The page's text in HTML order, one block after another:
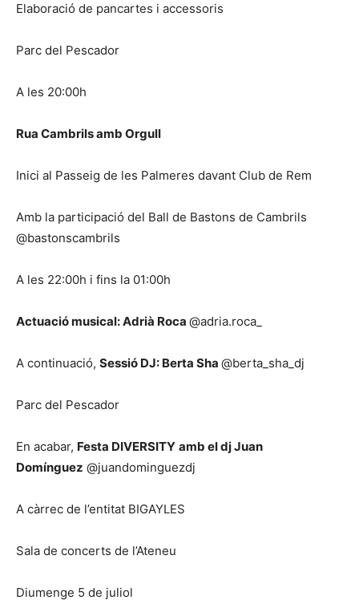
Elaboració de pancartes i accessoris
Parc del Pescador
A les 20:00h
Rua Cambrils amb Orgull
Inici al Passeig de les Palmeres davant Club de Rem
Amb la participació del Ball de Bastons de Cambrils
@bastonscambrils
A les 22:00h i fins la 01:00h
Actuació musical: Adrià Roca @adria.roca_
A continuació, Sessió DJ: Berta Sha @berta_sha_dj
Parc del Pescador
En acabar, Festa DIVERSITY amb el dj Juan
Domínguez @juandominguezdj
A càrrec de l’entitat BIGAYLES
Sala de concerts de l’Ateneu
Diumenge 5 de juliol